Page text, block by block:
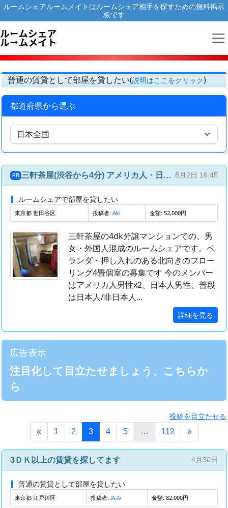
ルームシェアルームメイトはルームシェア相手を探すための無料掲示
板です
普通の賃貸として部屋を貸したい(説明はここをクリック)
都道府県から選ぶ
PR 三軒茶屋(渋谷から4分) アメリカ人・日本人との国際ルームシェア(4部屋4人) 8月2日 16:45
ルームシェアで部屋を貸したい
東京都 世田谷区 投稿者: Aki 金額: 52,000円
三軒茶屋の4dk分譲マンションでの、男
女・外国人混成のルームシェアです。ベ
ランダ・押し入れのある北向きのフロー
リング4畳個室の募集です 今のメンバー
はアメリカ人男性x2、日本人男性、普段
は日本人/非日本人...
詳細を見る
広告表示
注目化して目立たせましょう、こちらか
ら
投稿を目立たせる
« 1 2 3(このページ)
4 5 … 112 »
3ＤＫ以上の賃貸を探してます 4月30日
普通の賃貸として部屋を貸したい
東京都 江戸川区 投稿者: みみ 金額: 82,000円